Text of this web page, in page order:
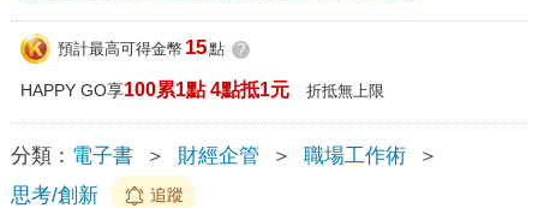
預計最高可得金幣 15點 ?
HAPPY GO享100累1點 4點抵1元 折抵無上限
分類： 電子書 ＞ 財經企管 ＞ 職場工作術
＞
思考/創新
追蹤